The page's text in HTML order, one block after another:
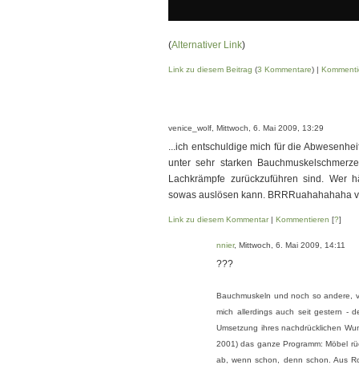
(Alternativer Link)
Link zu diesem Beitrag (3 Kommentare) |
venice_wolf, Mittwoch, 6. Mai 2009, 13:29
...ich entschuldige mich für die
unter sehr starken
Lachkrämpfe zurückzuführen sind. Wer
sowas auslösen kann. BRRRuahahahaha
Link zu diesem Kommentar| Kommentieren [?]
nnier, Mittwoch, 6. Mai 2009, 14:11
???
Bauchmuskeln und noch so andere,
mich allerdings auch seit gestern -
Umsetzung ihres nachdrücklichen
2001) das ganze Programm: Möbel
ab, wenn schon, denn schon. Aus